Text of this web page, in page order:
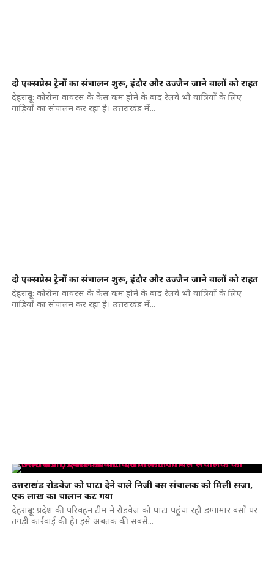
दो एक्सप्रेस ट्रेनों का संचालन शुरू, इंदौर और उज्जैन जाने वालों को राहत
देहरादून: कोरोना वायरस के केस कम होने के बाद रेलवे भी यात्रियों के लिए
गाड़ियों का संचालन कर रहा है। उत्तराखंड में...
दो एक्सप्रेस ट्रेनों का संचालन शुरू, इंदौर और उज्जैन जाने वालों को राहत
देहरादून: कोरोना वायरस के केस कम होने के बाद रेलवे भी यात्रियों के लिए
गाड़ियों का संचालन कर रहा है। उत्तराखंड में...
उत्तराखंड रोडवेज को घाटा देने वाले निजी बस संचालक को मिली सजा,
एक लाख का चालान कट गया
देहरादून: प्रदेश की परिवहन टीम ने रोडवेज को घाटा पहुंचा रही डग्गामार बसों पर
तगड़ी कार्रवाई की है। इसे अबतक की सबसे...